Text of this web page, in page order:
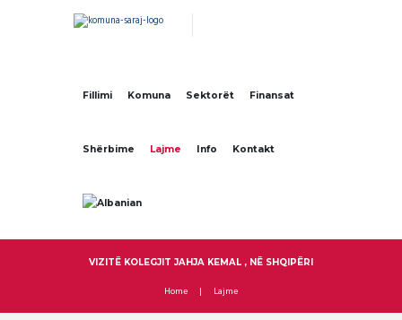
Fillimi Komuna Sektorët Finansat
Shërbime Lajme Info Kontakt
VIZITË KOLEGJIT JAHJA KEMAL , NË SHQIPËRI
Home Lajme